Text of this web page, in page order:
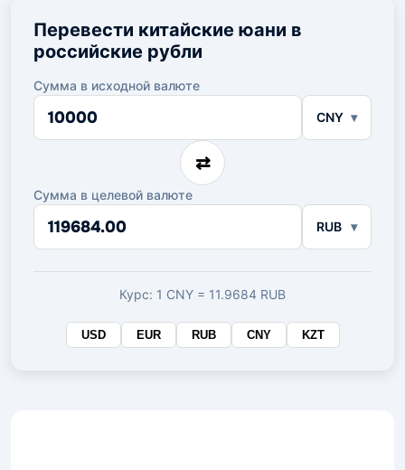
Перевести китайские юани в
российские рубли
Сумма в исходной валюте
Сумма
исходной
CNY
⇄
Сумма в целевой валюте
Сумма
целевой
валюте
RUB
Курс: 1 CNY = 11.9684 RUB
USD EUR RUB CNY KZT